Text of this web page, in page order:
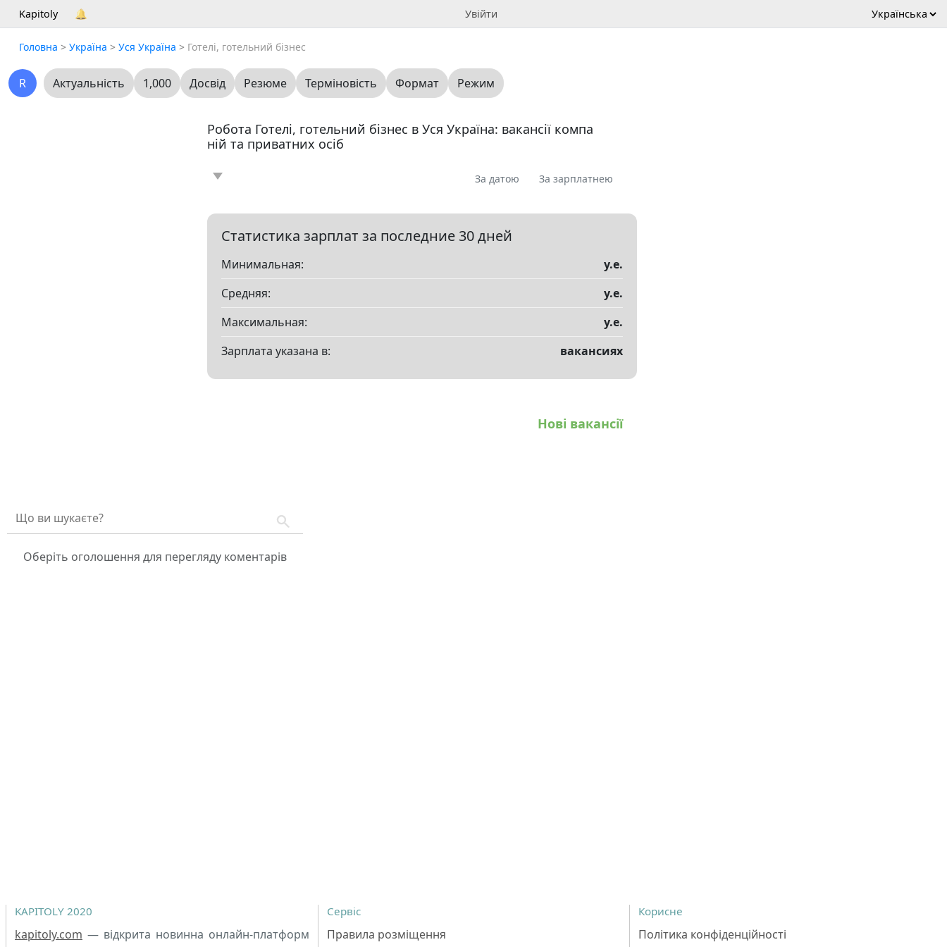
Kapitoly 🔔 Увійти
Головна > Україна > Уся Україна > Готелі, готельний бізнес
R Актуальність 1,000 Досвід Резюме Терміновість Формат Режим
Робота Готелі, готельний бізнес в Уся Україна: вакансії компа
ній та приватних осіб
Все
Показать все разделы
За датою За зарплатнею
Статистика зарплат за последние 30 дней
Минимальная:
у.е.
Средняя:
у.е.
Максимальная:
у.е.
Зарплата указана в:
вакансиях
Нові вакансії
Оберіть оголошення для перегляду коментарів
KAPITOLY 2020
kapitoly.com — відкрита новинна онлайн-платформ
Сервіс
Правила розміщення
Корисне
Політика конфіденційності